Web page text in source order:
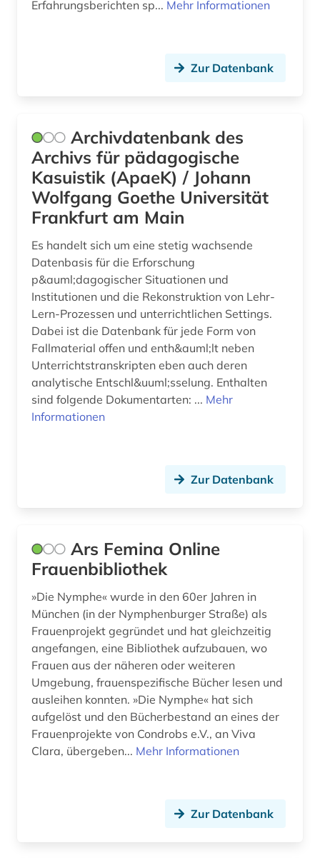
handbuch (2)
handel (3)
handicap (1)
heilberuf (1)
heilerziehung (1)
heilpädagogik (1)
heim (1)
herzog (1)
hochschuldidaktik (5)
hochschullehre (1)
hochschulmanagement (1)
hochschulorganisation (1)
hochschulpolitik (1)
hochschulprofil (1)
hochschulpädagogik (1)
hochschulunterricht (3)
Erfahrungsberichten sp... Mehr Informationen
Zur Datenbank
Archivdatenbank des
Archivs für pädagogische
Kasuistik (ApaeK) / Johann
Wolfgang Goethe Universität
Frankfurt am Main
Es handelt sich um eine stetig wachsende
Datenbasis für die Erforschung
p&auml;dagogischer Situationen und
Institutionen und die Rekonstruktion von Lehr-
Lern-Prozessen und unterrichtlichen Settings.
Dabei ist die Datenbank für jede Form von
Fallmaterial offen und enth&auml;lt neben
Unterrichtstranskripten eben auch deren
analytische Entschl&uuml;sselung. Enthalten
sind folgende Dokumentarten: ... Mehr
Informationen
Zur Datenbank
Ars Femina Online
Frauenbibliothek
»Die Nymphe« wurde in den 60er Jahren in
München (in der Nymphenburger Straße) als
Frauenprojekt gegründet und hat gleichzeitig
angefangen, eine Bibliothek aufzubauen, wo
Frauen aus der näheren oder weiteren
Umgebung, frauenspezifische Bücher lesen und
ausleihen konnten. »Die Nymphe« hat sich
aufgelöst und den Bücherbestand an eines der
Frauenprojekte von Condrobs e.V., an Viva
Clara, übergeben... Mehr Informationen
Zur Datenbank